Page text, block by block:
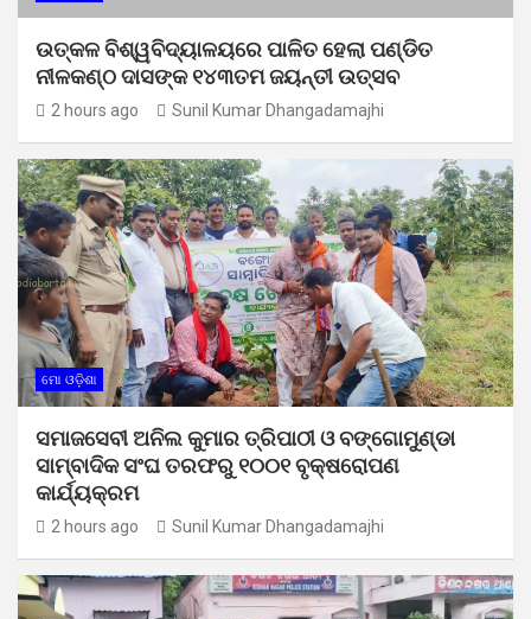
ଉତ୍କଳ ବିଶ୍ୱବିଦ୍ୟାଳୟରେ ପାଳିତ ହେଲା ପଣ୍ଡିତ
ନୀଳକଣ୍ଠ ଦାସଙ୍କ ୧୪୩ତମ ଜୟନ୍ତୀ ଉତ୍ସବ
2 hours ago Sunil Kumar Dhangadamajhi
ମୋ ଓଡ଼ିଶା
ସମାଜସେବୀ ଅନିଲ କୁମାର ତ୍ରିପାଠୀ ଓ ବଙ୍ଗୋମୁଣ୍ଡା
ସାମ୍ବାଦିକ ସଂଘ ତରଫରୁ ୧୦୦୧ ବୃକ୍ଷରୋପଣ
କାର୍ଯ୍ୟକ୍ରମ
2 hours ago Sunil Kumar Dhangadamajhi